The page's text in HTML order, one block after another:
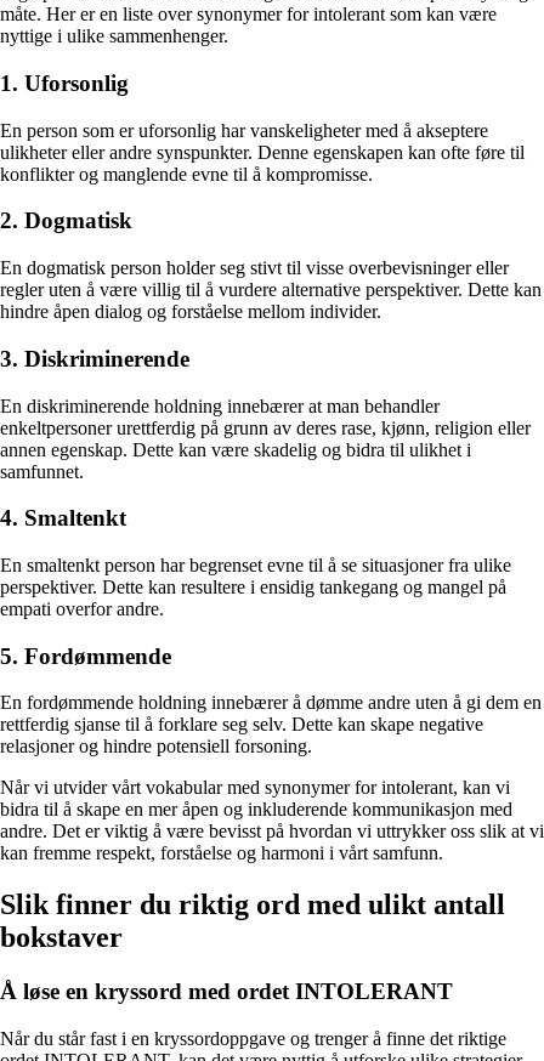
måte. Her er en liste over synonymer for intolerant som kan være
nyttige i ulike sammenhenger.
1. Uforsonlig
En person som er uforsonlig har vanskeligheter med å akseptere
ulikheter eller andre synspunkter. Denne egenskapen kan ofte føre til
konflikter og manglende evne til å kompromisse.
2. Dogmatisk
En dogmatisk person holder seg stivt til visse overbevisninger eller
regler uten å være villig til å vurdere alternative perspektiver. Dette kan
hindre åpen dialog og forståelse mellom individer.
3. Diskriminerende
En diskriminerende holdning innebærer at man behandler
enkeltpersoner urettferdig på grunn av deres rase, kjønn, religion eller
annen egenskap. Dette kan være skadelig og bidra til ulikhet i
samfunnet.
4. Smaltenkt
En smaltenkt person har begrenset evne til å se situasjoner fra ulike
perspektiver. Dette kan resultere i ensidig tankegang og mangel på
empati overfor andre.
5. Fordømmende
En fordømmende holdning innebærer å dømme andre uten å gi dem en
rettferdig sjanse til å forklare seg selv. Dette kan skape negative
relasjoner og hindre potensiell forsoning.
Når vi utvider vårt vokabular med synonymer for intolerant, kan vi
bidra til å skape en mer åpen og inkluderende kommunikasjon med
andre. Det er viktig å være bevisst på hvordan vi uttrykker oss slik at vi
kan fremme respekt, forståelse og harmoni i vårt samfunn.
Slik finner du riktig ord med ulikt antall
bokstaver
Å løse en kryssord med ordet INTOLERANT
Når du står fast i en kryssordoppgave og trenger å finne det riktige